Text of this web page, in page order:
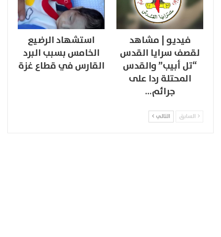
فيديو | مشاهد
لقصف سرايا القدس
“تل أبيب” والقدس
المحتلة ردا على
جرائم…
استشهاد الرضيع
الخامس بسبب البرد
القارس في قطاع غزة
السابق التالي